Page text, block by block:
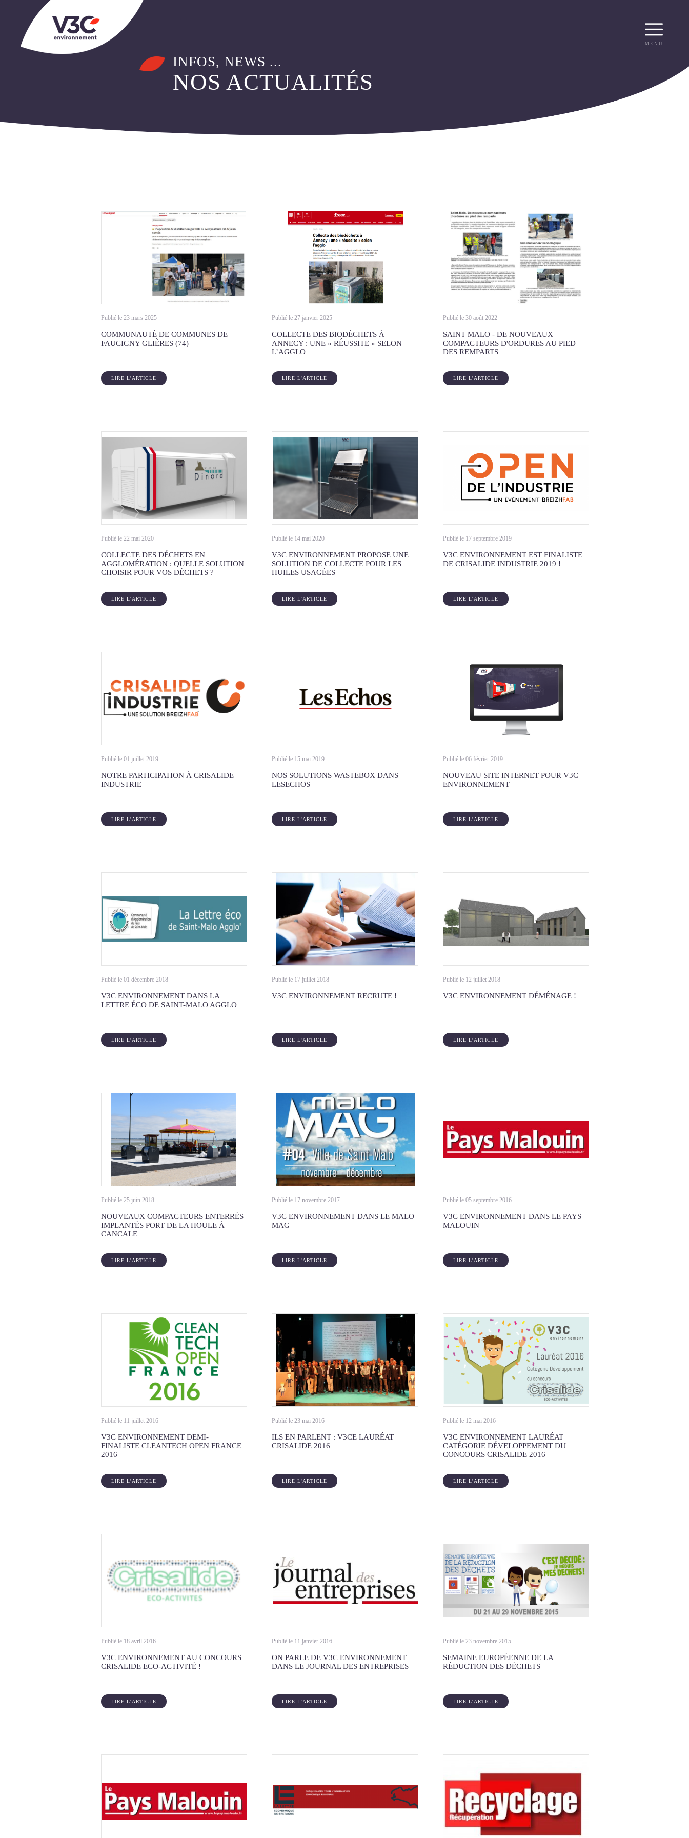
MENU
NOS LOCAUX
NOS ACTUALITÉS NOS RÉFÉRENCES NOUS CONTACTER
INFOS, NEWS ...
NOS ACTUALITÉS
Publié le 23 mars 2025
COMMUNAUTÉ DE COMMUNES DE
FAUCIGNY GLIÈRES (74)
LIRE L'ARTICLE
Publié le 27 janvier 2025
COLLECTE DES BIODÉCHETS À
ANNECY : UNE « RÉUSSITE » SELON
L’AGGLO
LIRE L'ARTICLE
Publié le 30 août 2022
SAINT MALO - DE NOUVEAUX
COMPACTEURS D'ORDURES AU PIED
DES REMPARTS
LIRE L'ARTICLE
Publié le 22 mai 2020
COLLECTE DES DÉCHETS EN
AGGLOMÉRATION : QUELLE SOLUTION
CHOISIR POUR VOS DÉCHETS ?
LIRE L'ARTICLE
Publié le 14 mai 2020
V3C ENVIRONNEMENT PROPOSE UNE
SOLUTION DE COLLECTE POUR LES
HUILES USAGÉES
LIRE L'ARTICLE
Publié le 17 septembre 2019
V3C ENVIRONNEMENT EST FINALISTE
DE CRISALIDE INDUSTRIE 2019 !
LIRE L'ARTICLE
Publié le 01 juillet 2019
NOTRE PARTICIPATION À CRISALIDE
INDUSTRIE
LIRE L'ARTICLE
Publié le 15 mai 2019
NOS SOLUTIONS WASTEBOX DANS
LESECHOS
LIRE L'ARTICLE
Publié le 06 février 2019
NOUVEAU SITE INTERNET POUR V3C
ENVIRONNEMENT
LIRE L'ARTICLE
Publié le 01 décembre 2018
V3C ENVIRONNEMENT DANS LA
LETTRE ÉCO DE SAINT-MALO AGGLO
LIRE L'ARTICLE
Publié le 17 juillet 2018
V3C ENVIRONNEMENT RECRUTE !
LIRE L'ARTICLE
Publié le 12 juillet 2018
V3C ENVIRONNEMENT DÉMÉNAGE !
LIRE L'ARTICLE
Publié le 25 juin 2018
NOUVEAUX COMPACTEURS ENTERRÉS
IMPLANTÉS PORT DE LA HOULE À
CANCALE
LIRE L'ARTICLE
Publié le 17 novembre 2017
V3C ENVIRONNEMENT DANS LE MALO
MAG
LIRE L'ARTICLE
Publié le 05 septembre 2016
V3C ENVIRONNEMENT DANS LE PAYS
MALOUIN
LIRE L'ARTICLE
Publié le 11 juillet 2016
V3C ENVIRONNEMENT DEMI-
FINALISTE CLEANTECH OPEN FRANCE
2016
LIRE L'ARTICLE
Publié le 23 mai 2016
ILS EN PARLENT : V3CE LAURÉAT
CRISALIDE 2016
LIRE L'ARTICLE
Publié le 12 mai 2016
V3C ENVIRONNEMENT LAURÉAT
CATÉGORIE DÉVELOPPEMENT DU
CONCOURS CRISALIDE 2016
LIRE L'ARTICLE
Publié le 18 avril 2016
V3C ENVIRONNEMENT AU CONCOURS
CRISALIDE ECO-ACTIVITÉ !
LIRE L'ARTICLE
Publié le 11 janvier 2016
ON PARLE DE V3C ENVIRONNEMENT
DANS LE JOURNAL DES ENTREPRISES
LIRE L'ARTICLE
Publié le 23 novembre 2015
SEMAINE EUROPÉENNE DE LA
RÉDUCTION DES DÉCHETS
LIRE L'ARTICLE